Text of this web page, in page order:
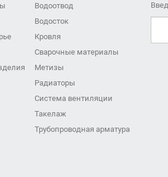
Водоотвод
Водосток
Кровля
Сварочные материалы
Метизы
Радиаторы
Система вентиляции
Такелаж
Трубопроводная арматура